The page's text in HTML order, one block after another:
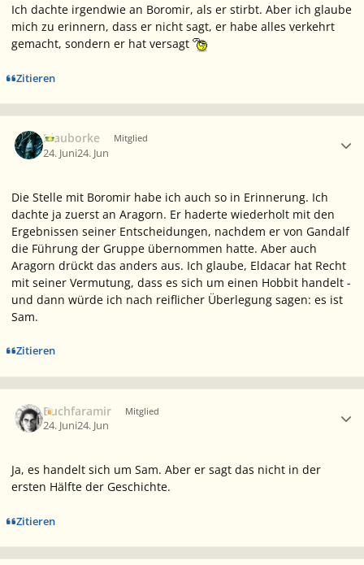
Ich dachte irgendwie an Boromir, als er stirbt. Aber ich glaube
mich zu erinnern, dass er nicht sagt, er habe alles verkehrt
gemacht, sondern er hat versagt
Zitieren
Blauborke Mitglied
24. Juni24. Jun
Die Stelle mit Boromir habe ich auch so in Erinnerung. Ich
dachte ja zuerst an Aragorn. Er haderte wiederholt mit den
Ergebnissen seiner Entscheidungen, nachdem er von Gandalf
die Führung der Gruppe übernommen hatte. Aber auch
Aragorn drückt das anders aus. Ich glaube, Eldacar hat Recht
mit seiner Vermutung, dass es sich um einen Hobbit handelt -
und dann würde ich nach reiflicher Überlegung sagen: es ist
Sam.
Zitieren
Buchfaramir Mitglied
24. Juni24. Jun
Ja, es handelt sich um Sam. Aber er sagt das nicht in der
ersten Hälfte der Geschichte.
Zitieren